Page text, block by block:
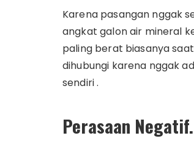
Karena pasangan nggak
angkat galon air mineral
paling berat biasanya
dihubungi karena nggak
sendiri .
Perasaan Negatif.